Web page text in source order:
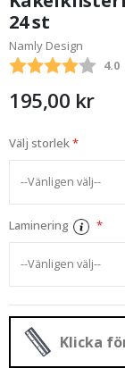
början
av
bildgalleriet
24 st
Namly Design
4.0
195,00 kr
Välj storlek
Laminering
Klicka